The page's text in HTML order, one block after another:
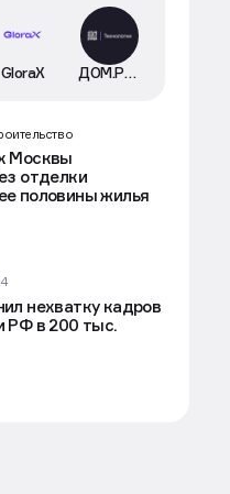
GloraX ДОМ.РФ Технологии
Москвы
отделки
половины жилья
нехватку кадров
РФ в 200 тыс.